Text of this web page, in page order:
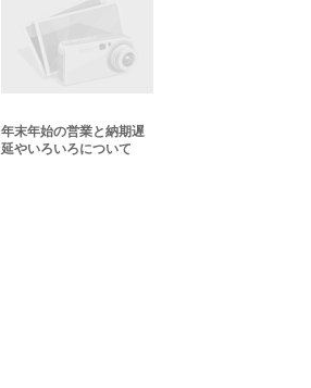
年末年始の営業と納期遅
延やいろいろについて